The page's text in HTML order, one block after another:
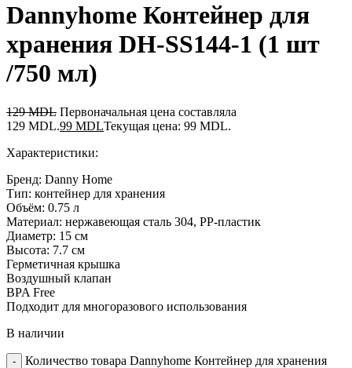
Dannyhome Контейнер для
хранения DH-SS144-1 (1 шт
/750 мл)
129MDL Первоначальная цена составляла
129 MDL.99 MDLТекущая цена: 99 MDL.
Характеристики:
Бренд: Danny Home
Тип: контейнер для хранения
Объём: 0.75 л
Материал: нержавеющая сталь 304, PP-пластик
Диаметр: 15 см
Высота: 7.7 см
Герметичная крышка
Воздушный клапан
BPA Free
Подходит для многоразового использования
В наличии
Количество товара Dannyhome Контейнер для хранения